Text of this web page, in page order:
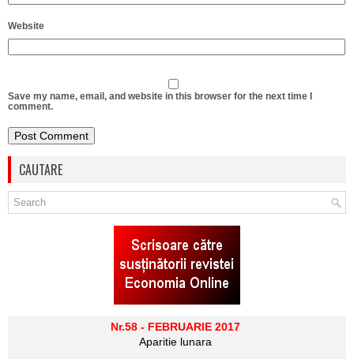
Website
Save my name, email, and website in this browser for the next time I
comment.
CAUTARE
Nr.58 - FEBRUARIE 2017
Aparitie lunara